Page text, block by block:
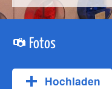
Fotos
Hochladen